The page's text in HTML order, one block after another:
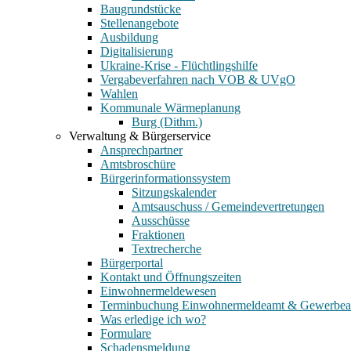
Baugrundstücke
Stellenangebote
Ausbildung
Digitalisierung
Ukraine-Krise - Flüchtlingshilfe
Vergabeverfahren nach VOB & UVgO
Wahlen
Kommunale Wärmeplanung
Burg (Dithm.)
Verwaltung & Bürgerservice
Ansprechpartner
Amtsbroschüre
Bürgerinformationssystem
Sitzungskalender
Amtsauschuss / Gemeindevertretungen
Ausschüsse
Fraktionen
Textrecherche
Bürgerportal
Kontakt und Öffnungszeiten
Einwohnermeldewesen
Terminbuchung Einwohnermeldeamt &
Was erledige ich wo?
Formulare
Schadensmeldung